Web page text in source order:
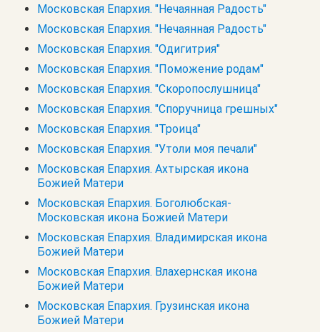
Московская Епархия. "Нечаянная Радость"
Московская Епархия. "Нечаянная Радость"
Московская Епархия. "Одигитрия"
Московская Епархия. "Поможение родам"
Московская Епархия. "Скоропослушница"
Московская Епархия. "Споручница грешных"
Московская Епархия. "Троица"
Московская Епархия. "Утоли моя печали"
Московская Епархия. Ахтырская икона
Божией Матери
Московская Епархия. Боголюбская-
Московская икона Божией Матери
Московская Епархия. Владимирская икона
Божией Матери
Московская Епархия. Влахернская икона
Божией Матери
Московская Епархия. Грузинская икона
Божией Матери